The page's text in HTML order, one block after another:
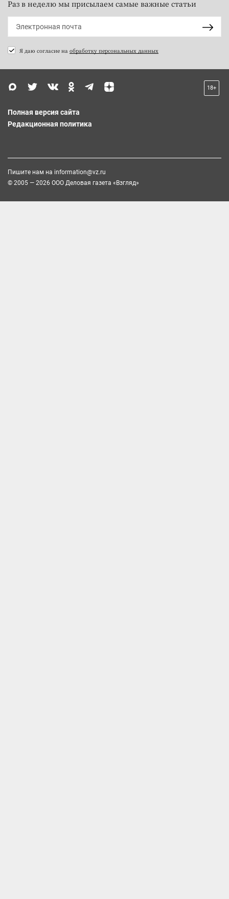
Раз в неделю мы присылаем самые важные статьи
Я даю согласие на обработку персональных данных
18+
Полная версия сайта
Редакционная политика
Пишите нам на information@vz.ru
© 2005 — 2026 ООО Деловая газета «Взгляд»